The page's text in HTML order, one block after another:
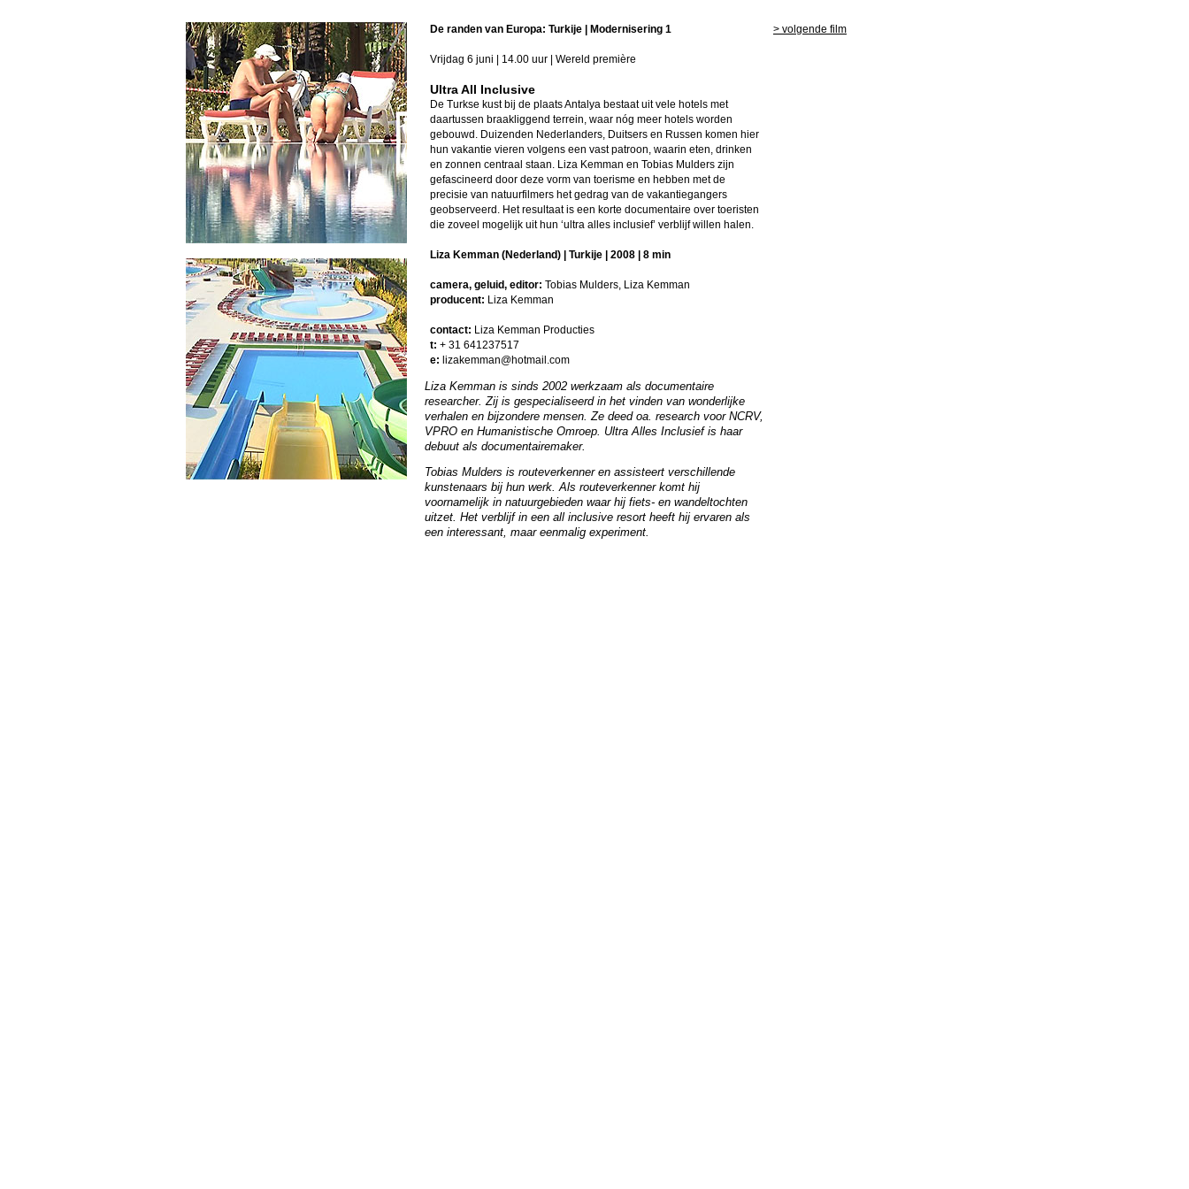
De randen van Europa: Turkije | Modernisering 1
Vrijdag 6 juni | 14.00 uur | Wereld première
Ultra All Inclusive
De Turkse kust bij de plaats Antalya bestaat uit vele hotels met
daartussen braakliggend terrein, waar nóg meer hotels worden
gebouwd. Duizenden Nederlanders, Duitsers en Russen komen hier
hun vakantie vieren volgens een vast patroon, waarin eten, drinken
en zonnen centraal staan. Liza Kemman en Tobias Mulders zijn
gefascineerd door deze vorm van toerisme en hebben met de
precisie van natuurfilmers het gedrag van de vakantiegangers
geobserveerd. Het resultaat is een korte documentaire over toeristen
die zoveel mogelijk uit hun ‘ultra alles inclusief’ verblijf willen halen.
Liza Kemman (Nederland) | Turkije | 2008 | 8 min
camera, geluid, editor: Tobias Mulders, Liza Kemman
producent: Liza Kemman
contact: Liza Kemman Producties
t: + 31 641237517
e: lizakemman@hotmail.com
Liza Kemman is sinds 2002 werkzaam als documentaire
researcher. Zij is gespecialiseerd in het vinden van wonderlijke
verhalen en bijzondere mensen. Ze deed oa. research voor NCRV,
VPRO en Humanistische Omroep. Ultra Alles Inclusief is haar
debuut als documentairemaker.
Tobias Mulders is routeverkenner en assisteert verschillende
kunstenaars bij hun werk. Als routeverkenner komt hij
voornamelijk in natuurgebieden waar hij fiets- en wandeltochten
uitzet. Het verblijf in een all inclusive resort heeft hij ervaren als
een interessant, maar eenmalig experiment.
> volgende film